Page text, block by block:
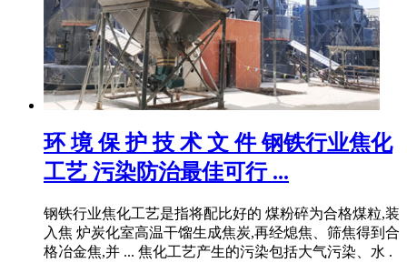
环 境 保 护 技 术 文 件 钢铁行业焦化
工艺 污染防治最佳可行 ...
钢铁行业焦化工艺是指将配比好的 煤粉碎为合格煤粒,装
入焦 炉炭化室高温干馏生成焦炭,再经熄焦、筛焦得到合
格冶金焦,并 ... 焦化工艺产生的污染包括大气污染、水 .